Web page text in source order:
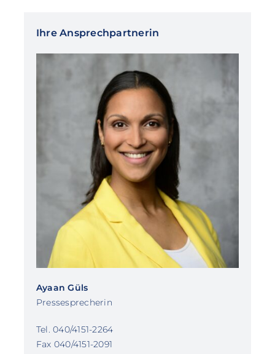
Ihre Ansprechpartnerin
Ayaan Güls
Pressesprecherin
Tel. 040/4151-2264
Fax 040/4151-2091